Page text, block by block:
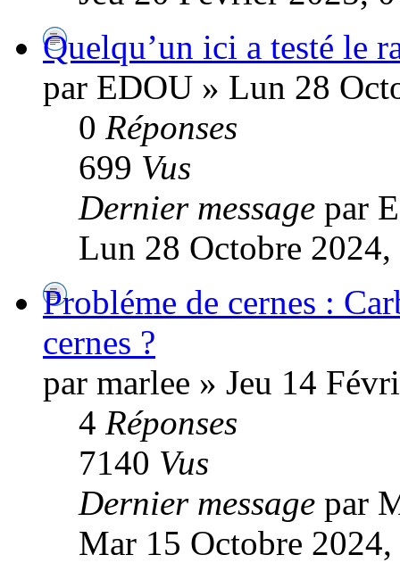
Quelqu’un ici a testé le
par EDOU » Lun 28
0 Réponses
699 Vus
Dernier message par
Lun 28 Octobre
Probléme de cernes :
cernes ?
par marlee » Jeu 14
4 Réponses
7140 Vus
Dernier message par
Mar 15 Octobre